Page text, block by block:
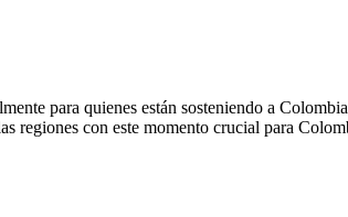
para quienes están sosteniendo a
regiones con este momento crucial para